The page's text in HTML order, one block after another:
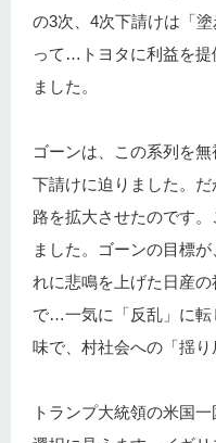
の3次、4次下請けは「
って…トヨタに利益を提
ました。
ゴーンは、この系列を
下請けに迫りました。
路を拡大させたのです
ました。ゴーンの目標
れに悲鳴を上げた日産
で…一気に「反乱」に転
味で、村社会への「揺り
トランプ大統領の米国